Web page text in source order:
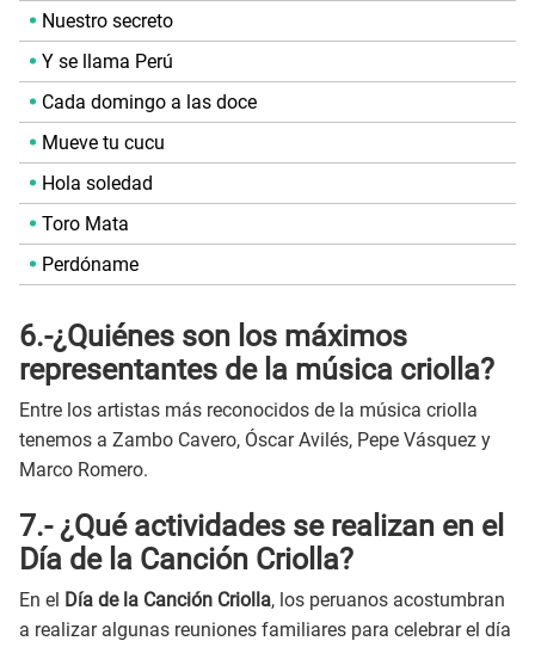
Nuestro secreto
Y se llama Perú
Cada domingo a las doce
Mueve tu cucu
Hola soledad
Toro Mata
Perdóname
6.-¿Quiénes son los máximos
representantes de la música criolla?
Entre los artistas más reconocidos de la música criolla
tenemos a Zambo Cavero, Óscar Avilés, Pepe Vásquez y
Marco Romero.
7.- ¿Qué actividades se realizan en el
Día de la Canción Criolla?
En el Día de la Canción Criolla, los peruanos acostumbran
a realizar algunas reuniones familiares para celebrar el día